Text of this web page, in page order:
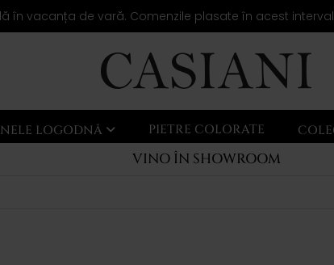
în vacanța de vară. Comenzile plasate în acest
LOGODNĂ PIETRE COLORATE
VINO ÎN SHOWROOM